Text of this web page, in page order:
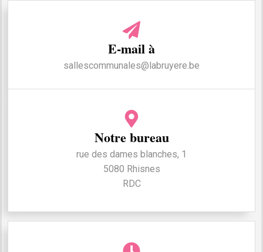
E-mail à
sallescommunales@labruyere.be
Notre bureau
rue des dames blanches, 1
5080 Rhisnes
RDC